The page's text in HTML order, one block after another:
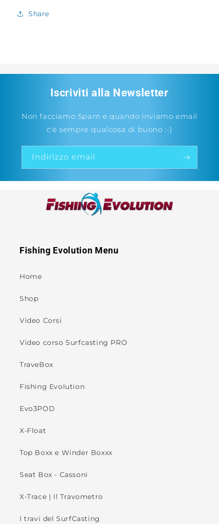
Share
Iscriviti alla Newsletter
Non facciamo Spam e quando inviamo email
c'è sempre qualcosa di buono :-)
Indirizzo email
Fishing Evolution Menu
Home
Shop
Video Corsi
Video corso Surfcasting PRO
TraveBox
Fishing Evolution
Evo3POD
X-Float
Top Boxx e Winder Boxxx
Seat Box - Cassoni
X-Trace | Il Travometro
I travi del SurfCasting